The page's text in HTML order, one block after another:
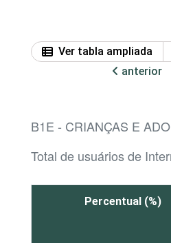
Ver tabla ampliada
anterior
B1E - CRIANÇAS E
Total de usuários de
Percentual (%)